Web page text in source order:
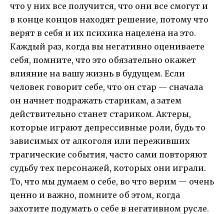
что у них все получится, что они все смогут и
в конце концов находят решение, потому что
верят в себя и их психика нацелена на это.
Каждый раз, когда вы негативно оцениваете
себя, помните, что это обязательно окажет
влияние на вашу жизнь в будущем. Если
человек говорит себе, что он стар — сначала
он начнет подражать старикам, а затем
действительно станет стариком. Актеры,
которые играют депрессивные роли, будь то
зависимых от алкоголя или переживших
трагические события, часто сами повторяют
судьбу тех персонажей, которых они играли.
То, что мы думаем о себе, во что верим — очень
ценно и важно, помните об этом, когда
захотите подумать о себе в негативном русле.